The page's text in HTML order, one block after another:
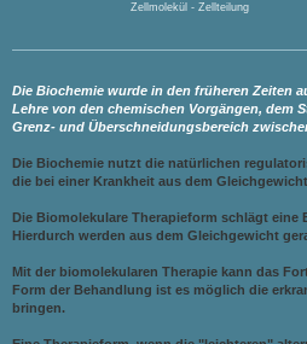
Zellmolekül - Zellteilung
Die Biochemie wurde in den früheren Zeiten
Lehre von den chemischen Vorgängen, dem
Grenz- und Überschneidungsbereich
Die Biochemie nutzt die natürlichen
die bei einer Krankheit aus dem
Die Biomolekulare Therapieform schlägt
Hierdurch werden aus dem Gleichgewicht
Mit der biomolekularen Therapie kann das
Form der Behandlung ist es möglich die
bringen.